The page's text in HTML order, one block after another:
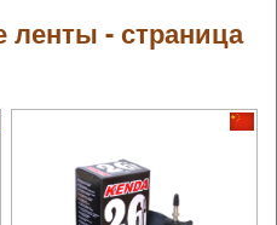
- страница